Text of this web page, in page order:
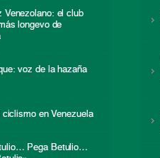
Venezolano: el club
longevo de
voz de la hazaña
ciclismo en Venezuela
Pega Betulio…